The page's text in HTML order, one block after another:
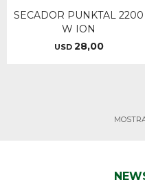
SECADOR PUNKTAL 2200
W ION
USD 28,00